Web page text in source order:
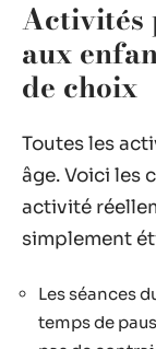
Activités
aux
de choix
Toutes les
âge. Voici les
activité
simplement
Les séances
temps de